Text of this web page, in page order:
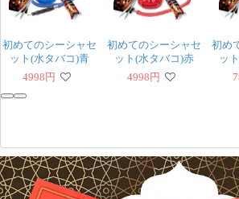
初めてのシーシャセ
ット(水タバコ)青
【約25cm】フレー
バー、炭、アルミホ
イル、トング、説明
4998 円
初めてのシーシャセ
ット(水タバコ)赤
【約25cm】フレー
バー、炭、アルミホ
4998 円
初め
ッ
【
バー